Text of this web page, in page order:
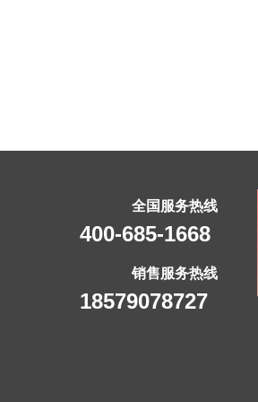
全国服务热线
400-685-1668
销售服务热线
18579078727